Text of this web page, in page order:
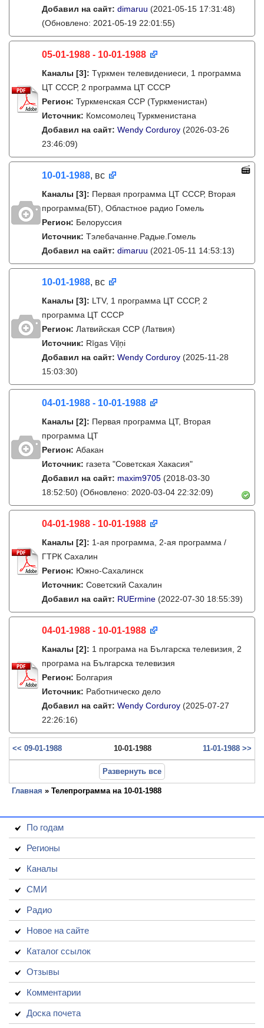
Добавил на сайт: dimaruu (2021-05-15 17:31:48)
(Обновлено: 2021-05-19 22:01:55)
05-01-1988 - 10-01-1988
Каналы [3]: Түркмен телевидениеси, 1 программа
ЦТ СССР, 2 программа ЦТ СССР
Регион: Туркменская ССР (Туркменистан)
Источник: Комсомолец Туркменистана
Добавил на сайт: Wendy Corduroy (2026-03-26
23:46:09)
10-01-1988, вс
Каналы [3]: Первая программа ЦТ СССР, Вторая
программа(БТ), Областное радио Гомель
Регион: Белоруссия
Источник: Тэлебачанне.Радые.Гомель
Добавил на сайт: dimaruu (2021-05-11 14:53:13)
10-01-1988, вс
Каналы [3]: LTV, 1 программа ЦТ СССР, 2
программа ЦТ СССР
Регион: Латвийская ССР (Латвия)
Источник: Rīgas Viļņi
Добавил на сайт: Wendy Corduroy (2025-11-28
15:03:30)
04-01-1988 - 10-01-1988
Каналы [2]: Первая программа ЦТ, Вторая
программа ЦТ
Регион: Абакан
Источник: газета "Советская Хакасия"
Добавил на сайт: maxim9705 (2018-03-30
18:52:50) (Обновлено: 2020-03-04 22:32:09)
04-01-1988 - 10-01-1988
Каналы [2]: 1-ая программа, 2-ая программа /
ГТРК Сахалин
Регион: Южно-Сахалинск
Источник: Советский Сахалин
Добавил на сайт: RUErmine (2022-07-30 18:55:39)
04-01-1988 - 10-01-1988
Каналы [2]: 1 програма на Българска телевизия, 2
програма на Българска телевизия
Регион: Болгария
Источник: Работническо дело
Добавил на сайт: Wendy Corduroy (2025-07-27
22:26:16)
<< 09-01-1988 10-01-1988 11-01-1988 >>
Развернуть все
Главная » Телепрограмма на 10-01-1988
По годам
Регионы
Каналы
СМИ
Радио
Новое на сайте
Каталог ссылок
Отзывы
Комментарии
Доска почета